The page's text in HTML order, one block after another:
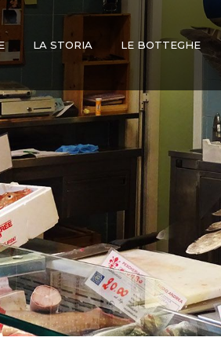
LA STORIA LE BOTTEGHE